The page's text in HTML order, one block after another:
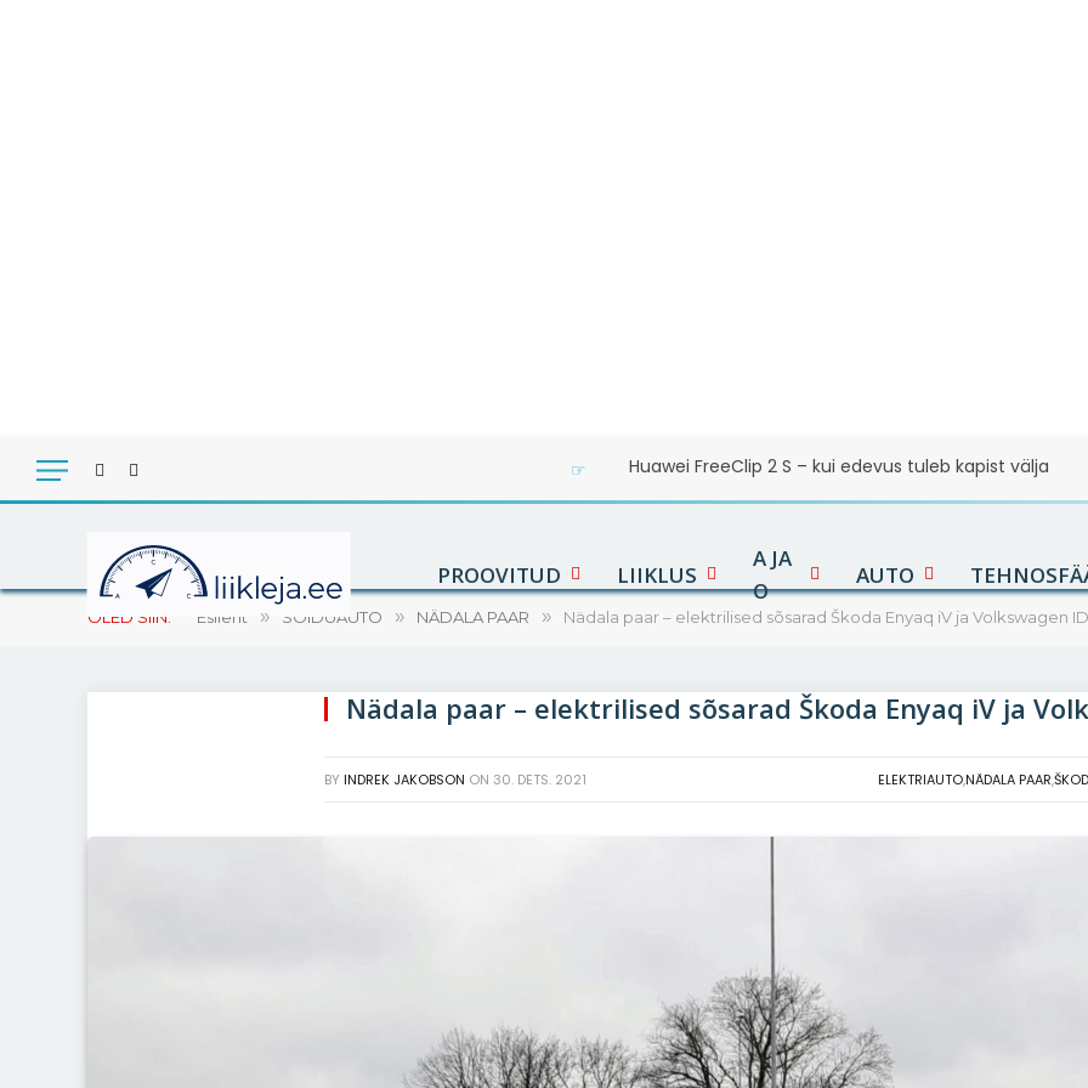
☞ Huawei FreeClip 2 S – kui edevus tuleb kapist välja
PROOVITUD LIIKLUS
A JA
O
AUTO
OLED SIIN: Esileht » SÕIDUAUTO » NÄDALA PAAR » Nädala paar – elektrilised sõsarad Škoda Enyaq iV ja Volkswagen
Nädala paar – elektrilised sõsarad Škoda Enyaq iV ja
BY INDREK JAKOBSON ON 30. DETS. 2021 ELEKTRIAUTO,NÄDALA PAAR,